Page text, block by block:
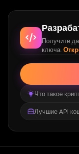
Получите
ключа.
Что такое
Лучшие API